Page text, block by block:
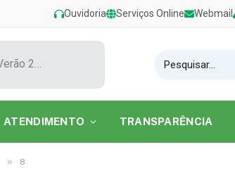
Ouvidoria Serviços Online Webmail
Show de Tarcísio do Acordeon encerra o Festival de Verão 2026 na Praia do Caripi
ATENDIMENTO TRANSPARÊNCIA
» 8